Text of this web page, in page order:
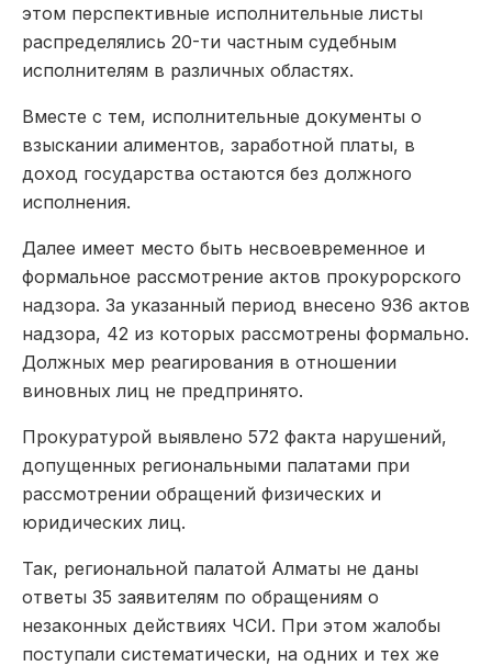
этом перспективные исполнительные листы
распределялись 20-ти частным судебным
исполнителям в различных областях.
Вместе с тем, исполнительные документы о
взыскании алиментов, заработной платы, в
доход государства остаются без должного
исполнения.
Далее имеет место быть несвоевременное и
формальное рассмотрение актов прокурорского
надзора. За указанный период внесено 936 актов
надзора, 42 из которых рассмотрены формально.
Должных мер реагирования в отношении
виновных лиц не предпринято.
Прокуратурой выявлено 572 факта нарушений,
допущенных региональными палатами при
рассмотрении обращений физических и
юридических лиц.
Так, региональной палатой Алматы не даны
ответы 35 заявителям по обращениям о
незаконных действиях ЧСИ. При этом жалобы
поступали систематически, на одних и тех же